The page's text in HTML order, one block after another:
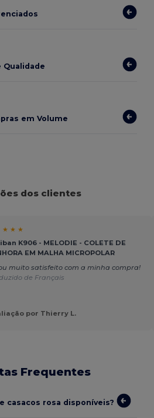
Qualidade
em Volume
dos clientes
★ ★ ★
K906 - MELODIE - COLETE DE
EM MALHA MICROPOLAR
muito satisfeito com a minha compra!
de Français
por Thierry L.
Frequentes
casacos rosa disponíveis?